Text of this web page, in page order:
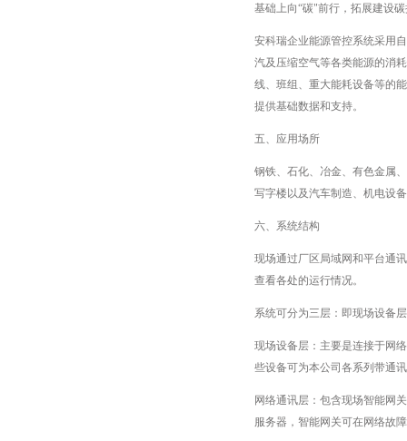
基础上向“碳"前行，拓展建设
安科瑞企业能源管控系统采用
汽及压缩空气等各类能源的消
线、班组、重大能耗设备等的
提供基础数据和支持。
五、应用场所
钢铁、石化、冶金、有色金属
写字楼以及汽车制造、机电设
六、系统结构
现场通过厂区局域网和平台通
查看各处的运行情况。
系统可分为三层：即现场设备
现场设备层：主要是连接于网
些设备可为本公司各系列带通
网络通讯层：包含现场智能网
服务器，智能网关可在网络故